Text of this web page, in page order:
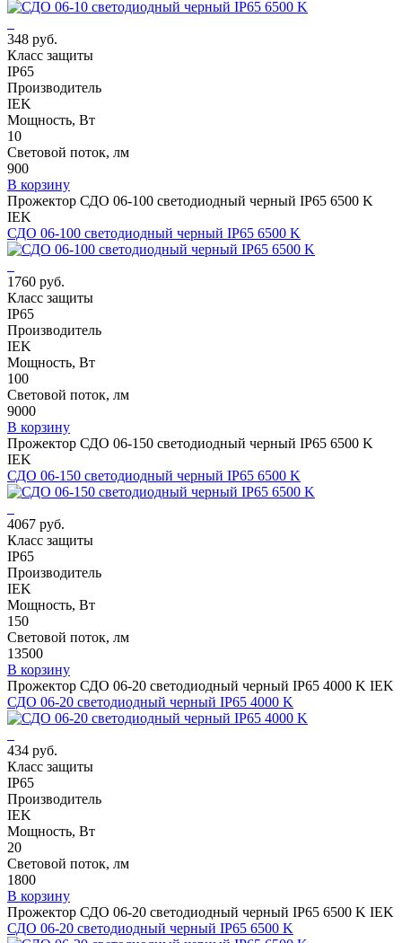
348 руб.
Класс защиты
IP65
Производитель
IEK
Мощность, Вт
10
Световой поток, лм
900
В корзину
Прожектор СДО 06-100 светодиодный черный IP65 6500 K
IEK
СДО 06-100 светодиодный черный IP65 6500 K
1760 руб.
Класс защиты
IP65
Производитель
IEK
Мощность, Вт
100
Световой поток, лм
9000
В корзину
Прожектор СДО 06-150 светодиодный черный IP65 6500 K
IEK
СДО 06-150 светодиодный черный IP65 6500 K
4067 руб.
Класс защиты
IP65
Производитель
IEK
Мощность, Вт
150
Световой поток, лм
13500
В корзину
Прожектор СДО 06-20 светодиодный черный IP65 4000 K IEK
СДО 06-20 светодиодный черный IP65 4000 K
434 руб.
Класс защиты
IP65
Производитель
IEK
Мощность, Вт
20
Световой поток, лм
1800
В корзину
Прожектор СДО 06-20 светодиодный черный IP65 6500 K IEK
СДО 06-20 светодиодный черный IP65 6500 K